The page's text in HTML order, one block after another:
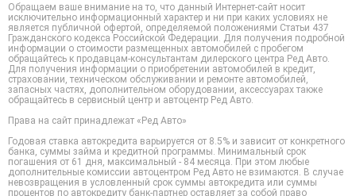
Обращаем ваше внимание на то, что данный Интернет-сайт носит
исключительно информационный характер и ни при каких условиях не
является публичной офертой, определяемой положениями Статьи 437
Гражданского кодекса Российской Федерации. Для получения подробной
информации о стоимости размещенных автомобилей с пробегом
обращайтесь к продавцам-консультантам дилерского центра Ред Авто.
Для получения информации о приобретении автомобилей в кредит,
страховании, техническом обслуживании и ремонте автомобилей,
запасных частях, дополнительном оборудовании, аксессуарах также
обращайтесь в сервисный центр и автоцентр Ред Авто.
Права на сайт принадлежат «Ред Авто»
Годовая ставка автокредита варьируется от 8.5% и зависит от конкретного
банка, суммы займа и кредитной программы. Минимальный срок
погашения от 61 дня, максимальный - 84 месяца. При этом любые
дополнительные комиссии автоцентром Ред Авто не взимаются. В случае
невозвращения в условленный срок суммы автокредита или суммы
процентов по автокредиту банк-партнер оставляет за собой право